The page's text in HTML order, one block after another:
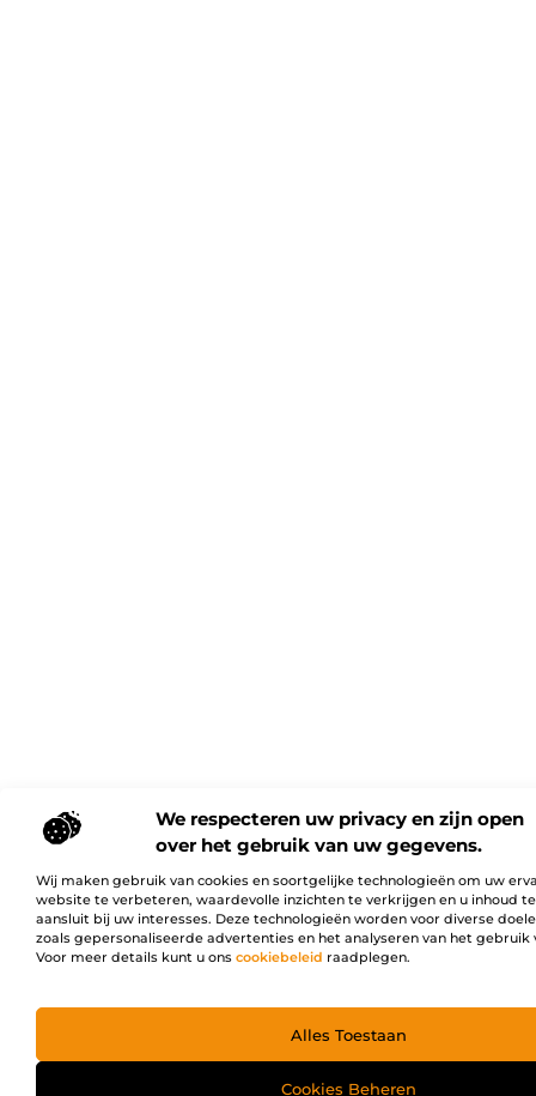
We respecteren uw privacy en zijn open
over het gebruik van uw gegevens.
Wij maken gebruik van cookies en soortgelijke technologieën om uw
website te verbeteren, waardevolle inzichten te verkrijgen en u inhoud
aansluit bij uw interesses. Deze technologieën worden voor diverse
zoals gepersonaliseerde advertenties en het analyseren van het gebruik
Voor meer details kunt u ons cookiebeleid raadplegen.
Alles Toestaan
Cookies Beheren